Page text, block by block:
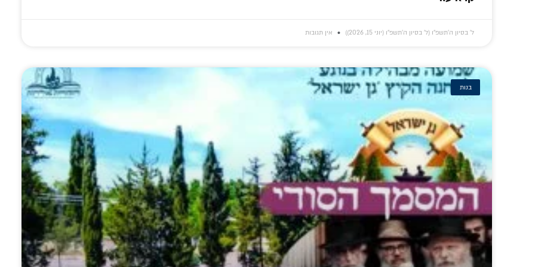
ל׳ בסיון ה׳תשפ״ו (ל׳ בסיון ה׳תשפ״ו (יוני 15, 2026)) אין תגובות
בנות
החיות של חב"ד •
שיחה כנה עם הרב
אלפרוביץ' על
עבודת התפילה
וה'חופש' האמיתי •
טור מיוחד
הקיץ והישיבות: מהי
העמדה האמיתית
של הרבי?
היד הנדיר של הרבי
נחשף
כוחה של תפילה
באריכות: סיפור
הנהגתו המופלאה
של אדמו"ר חסידות
חב"ד ליאדי